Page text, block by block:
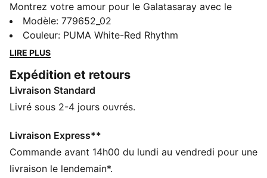
Montrez votre amour pour le Galatasaray avec le
maillot Away officiel de la saison 24/25. Il est doté de
la technologie dryCELL d'évacuation de l'humidité
pour que vous restiez au frais et à l'aise.
dryCELL : la technologie PUMA évacue l’humidité du
corps pour vous protéger de la transpiration pendant
vos activités
Coupe régulière
170 g/m², Jacquard
Col standard
Modèle: 779652_02
Couleur: PUMA White-Red Rhythm
LIRE PLUS
Expédition et retours
Livraison Standard
Livré sous 2-4 jours ouvrés.
Livraison Express**
Commande avant 14h00 du lundi au vendredi pour une
livraison le lendemain*.